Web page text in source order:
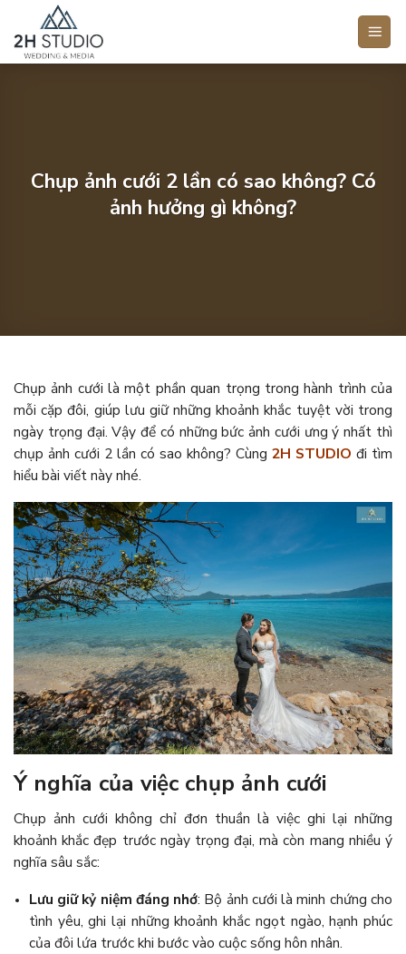
qua
Chụp ảnh cưới 2 lần có sao không? Có
ảnh hưởng gì không?
Chụp ảnh cưới là một phần quan trọng trong hành trình của
mỗi cặp đôi, giúp lưu giữ những khoảnh khắc tuyệt vời trong
ngày trọng đại. Vậy để có những bức ảnh cưới ưng ý nhất thì
chụp ảnh cưới 2 lần có sao không? Cùng 2H STUDIO đi tìm
hiểu bài viết này nhé.
Ý nghĩa của việc chụp ảnh cưới
Chụp ảnh cưới không chỉ đơn thuần là việc ghi lại những
khoảnh khắc đẹp trước ngày trọng đại, mà còn mang nhiều ý
nghĩa sâu sắc:
Lưu giữ kỷ niệm đáng nhớ: Bộ ảnh cưới là minh chứng cho
tình yêu, ghi lại những khoảnh khắc ngọt ngào, hạnh phúc
của đôi lứa trước khi bước vào cuộc sống hôn nhân.